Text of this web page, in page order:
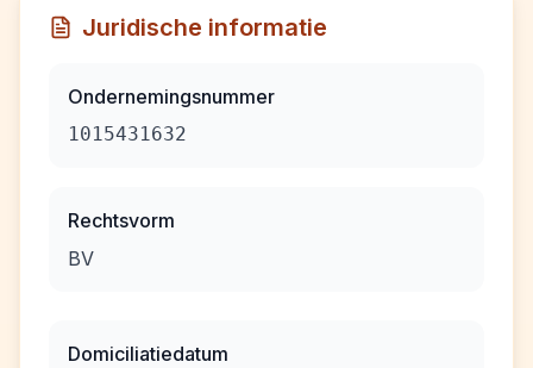
Juridische informatie
Ondernemingsnummer
1015431632
Rechtsvorm
BV
Domiciliatiedatum